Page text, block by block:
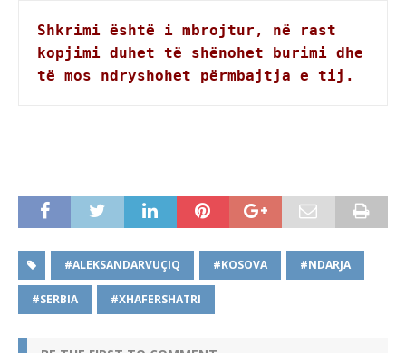
Shkrimi është i mbrojtur, në rast
kopjimi duhet të shënohet burimi dhe
të mos ndryshohet përmbajtja e tij.
#ALEKSANDARVUÇIQ #KOSOVA #NDARJA
#SERBIA #XHAFERSHATRI